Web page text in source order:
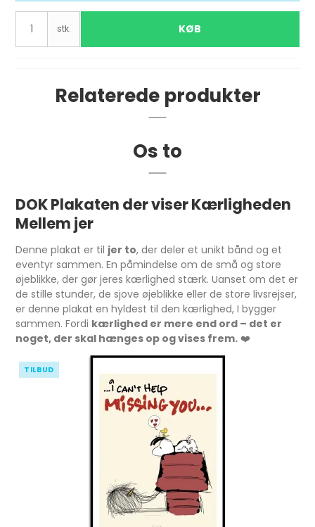
stk. KØB
Relaterede produkter
Os to
DOK Plakaten der viser Kærligheden
Mellem jer
Denne plakat er til jer to, der deler et unikt bånd og et
eventyr sammen. En påmindelse om de små og store
øjeblikke, der gør jeres kærlighed stærk. Uanset om det er
de stille stunder, de sjove øjeblikke eller de store livsrejser,
er denne plakat en hyldest til den kærlighed, I bygger
sammen. Fordi kærlighed er mere end ord – det er
noget, der skal hænges op og vises frem. ❤️
TILBUD